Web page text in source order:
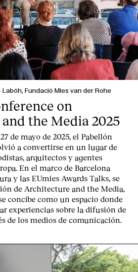
Contacto
Labóh, Fundació Mies van der Rohe
on
the Media 2025
de mayo de 2025, el Pabellón
a convertirse en un lugar de
arquitectos y agentes
En el marco de Barcelona
y las EUmies Awards Talks, se
de Architecture and the Media,
concibe como un espacio donde
experiencias sobre la difusión de
de los medios de comunicación.